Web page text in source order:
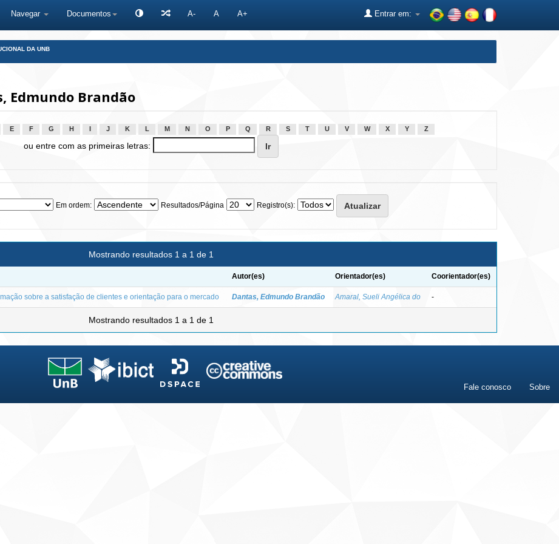
Navegar Documentos A- A A+ Entrar em:
DA UNB
Edmundo Brandão
E F G H J K L M N O P Q R S T U V W X Y Z
ou entre com as primeiras letras:
Em ordem: Resultados/Página Registro(s):
Mostrando resultados 1 a 1 de 1
Autor(es) Orientador(es) Coorientador(es)
sobre a satisfação de clientes e orientação para o mercado Dantas, Edmundo Brandão Amaral, Sueli Angélica do -
Mostrando resultados 1 a 1 de 1
Fale conosco Sobre